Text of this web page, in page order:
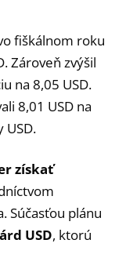
fiškálnom roku
Zároveň zvýšil
na 8,05 USD.
8,01 USD na
USD.
získať
Súčasťou plánu
USD, ktorú